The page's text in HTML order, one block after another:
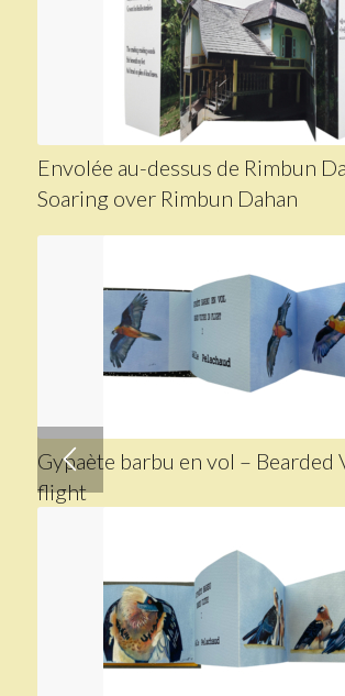
Envolée au-dessus de Rimbun
Soaring over Rimbun Dahan
Gypaète barbu en vol – Bearded
flight